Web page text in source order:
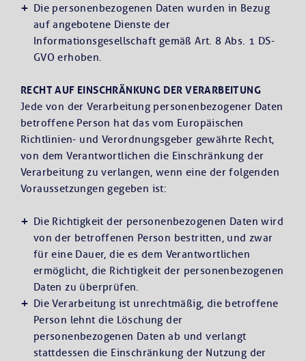
Die personenbezogenen Daten wurden in Bezug
auf angebotene Dienste der
Informationsgesellschaft gemäß Art. 8 Abs. 1 DS-
GVO erhoben.
RECHT AUF EINSCHRÄNKUNG DER VERARBEITUNG
Jede von der Verarbeitung personenbezogener Daten
betroffene Person hat das vom Europäischen
Richtlinien- und Verordnungsgeber gewährte Recht,
von dem Verantwortlichen die Einschränkung der
Verarbeitung zu verlangen, wenn eine der folgenden
Voraussetzungen gegeben ist:
Die Richtigkeit der personenbezogenen Daten wird
von der betroffenen Person bestritten, und zwar
für eine Dauer, die es dem Verantwortlichen
ermöglicht, die Richtigkeit der personenbezogenen
Daten zu überprüfen.
Die Verarbeitung ist unrechtmäßig, die betroffene
Person lehnt die Löschung der
personenbezogenen Daten ab und verlangt
stattdessen die Einschränkung der Nutzung der